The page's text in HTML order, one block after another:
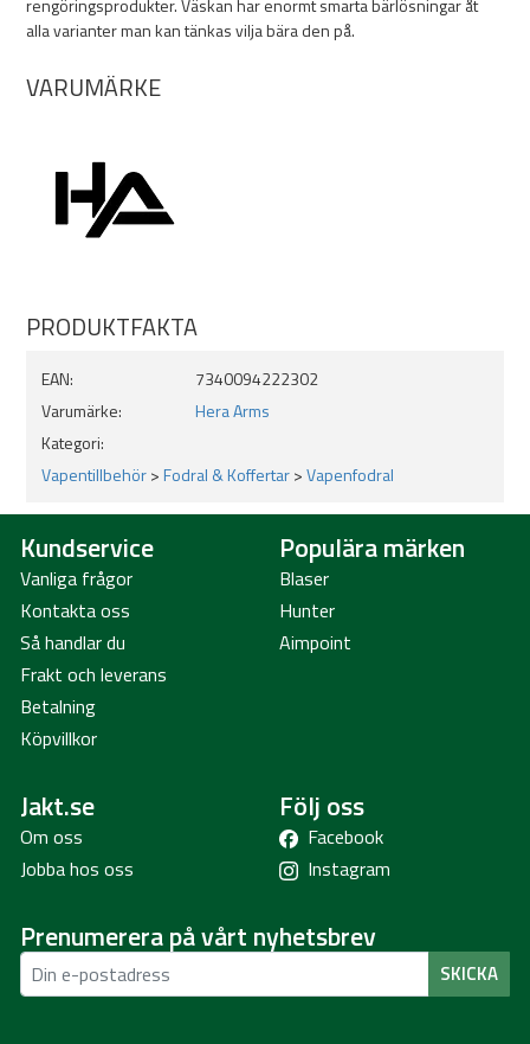
rengöringsprodukter. Väskan har enormt smarta bärlösningar åt
alla varianter man kan tänkas vilja bära den på.
VARUMÄRKE
PRODUKTFAKTA
EAN:
7340094222302
Varumärke:
Hera Arms
Kategori:
Vapentillbehör>Fodral & Koffertar>Vapenfodral
Kundservice
Vanliga frågor
Kontakta oss
Så handlar du
Frakt och leverans
Betalning
Köpvillkor
Populära märken
Blaser
Hunter
Aimpoint
Jakt.se
Om oss
Jobba hos oss
Följ oss
Facebook
Instagram
Prenumerera på vårt nyhetsbrev
SKICKA